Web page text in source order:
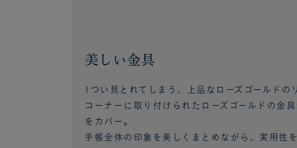
美しい金具
1つい見とれてしまう、上品なローズゴールドの
コーナーに取り付けられたローズゴールドの金
をカバー。
手帳全体の印象を美しくまとめながら、実用性